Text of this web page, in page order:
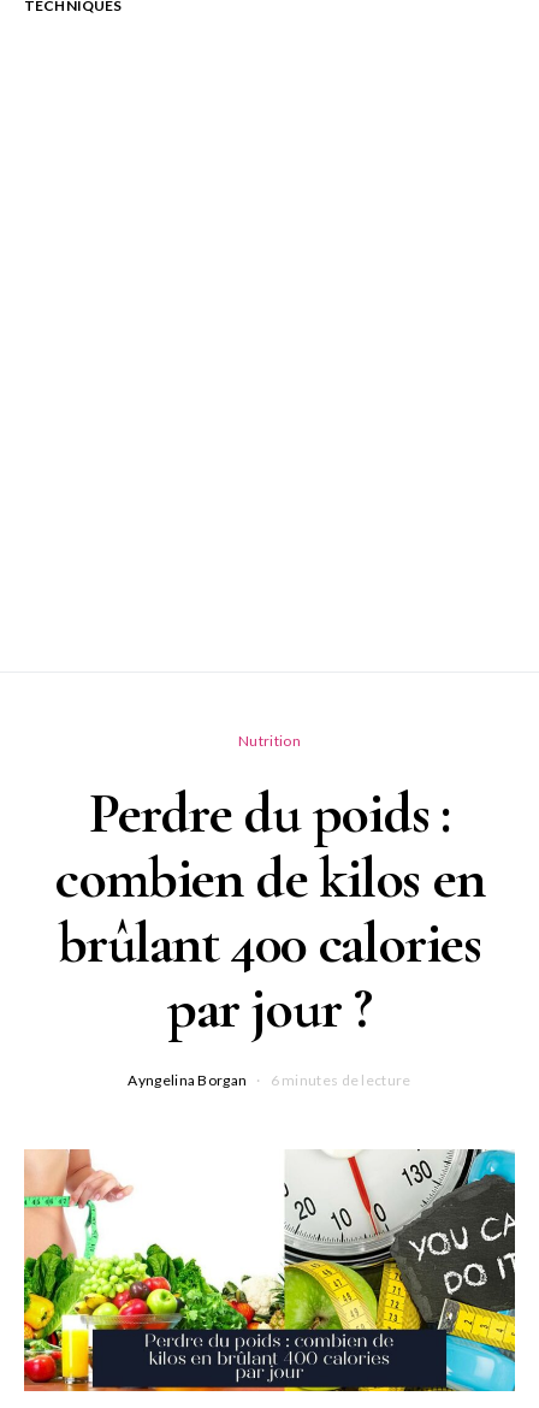
TECHNIQUES
Nutrition
Perdre du poids :
combien de kilos en
brûlant 400 calories
par jour ?
Ayngelina Borgan 6 minutes de lecture